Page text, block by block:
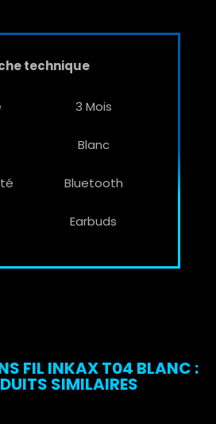
technique
3 Mois
Blanc
Bluetooth
Earbuds
FIL INKAX T04 BLANC :
SIMILAIRES